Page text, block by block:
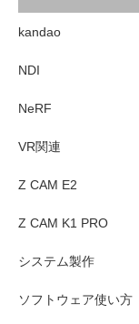
kandao
NDI
NeRF
VR関連
Z CAM E2
Z CAM K1 PRO
システム製作
ソフトウェア使い方